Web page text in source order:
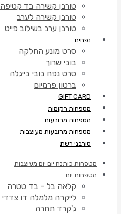
טורבן קשירה בד קטיפה
טורבן קשירה לערב
טורבן ערב בשילוב פייט
נפחים
סרט מונע החלקה
בובי שרוך
סרט נפח בובי בייגלה
ברטון פרמיום
GIFT CARD
מטפחות רקומות
מטפחות מרובעות
מטפחות מרובעות מעוצבות
טורבני רשת
מטפחות כותנה יום יום מעוצבות
מטפחות יום
קלאה בל – בד טטרה
לייקרה מלמלה דו צדדי
ג'קרד תחרה